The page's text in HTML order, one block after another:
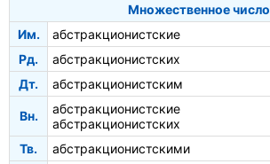
Множественное число
Им.
абстракционистские
Рд.
абстракционистских
Дт.
абстракционистским
Вн.
абстракционистские
абстракционистских
Тв.
абстракционистскими